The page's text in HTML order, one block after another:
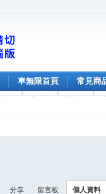
車無限首頁 常見商
分享 留言板 個人資料